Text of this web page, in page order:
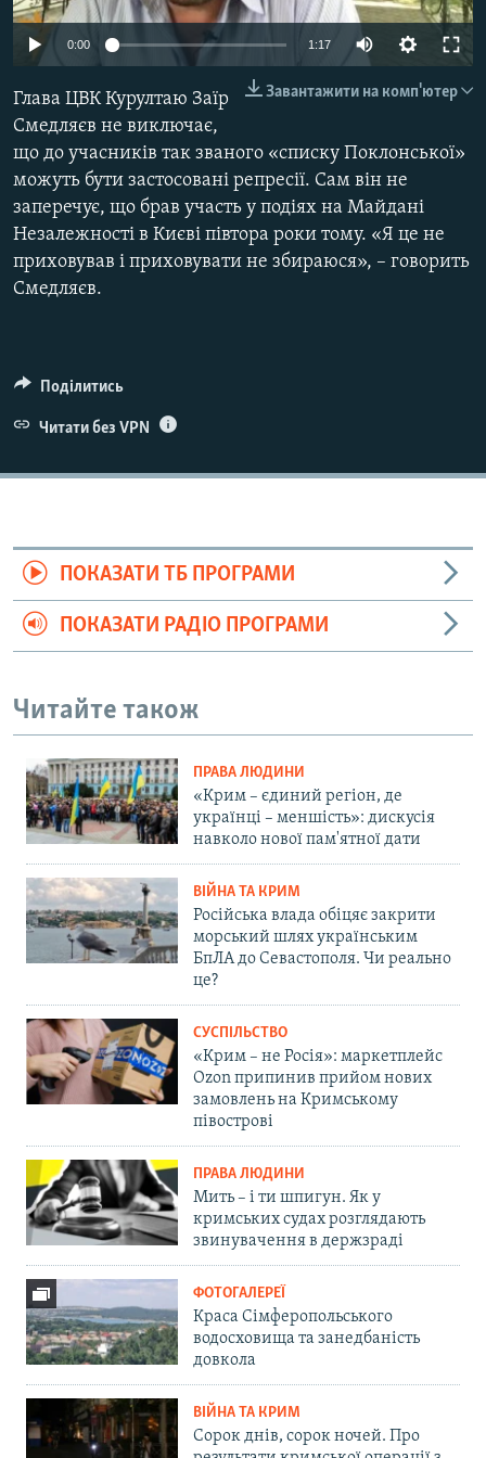
ВІДЕОУРОКИ «ELIFBE»
СВІДЧЕННЯ ОКУПАЦІЇ
УКРАЇНСЬКА ПРОБЛЕМА КРИМУ
ІНФОГРАФІКА
Русский
ДОЛУЧАЙСЯ!
Усі сайти RFE/RL
0:00 1:17
Завантажити на комп'ютер
Глава ЦВК Курултаю Заїр
Смедляєв не виключає,
що до учасників так званого «списку Поклонської»
можуть бути застосовані репресії. Сам він не
заперечує, що брав участь у подіях на Майдані
Незалежності в Києві півтора роки тому. «Я це не
приховував і приховувати не збираюся», – говорить
Смедляєв.
Поділитись
Читати без VPN
ПОКАЗАТИ ТБ ПРОГРАМИ
ПОКАЗАТИ РАДІО ПРОГРАМИ
Читайте також
ПРАВА ЛЮДИНИ
«Крим – єдиний регіон, де
українці – меншість»: дискусія
навколо нової пам'ятної дати
ВІЙНА ТА КРИМ
Російська влада обіцяє закрити
морський шлях українським
БпЛА до Севастополя. Чи реально
це?
СУСПІЛЬСТВО
«Крим – не Росія»: маркетплейс
Ozon припинив прийом нових
замовлень на Кримському
півострові
ПРАВА ЛЮДИНИ
Мить – і ти шпигун. Як у
кримських судах розглядають
звинувачення в держзраді
ФОТОГАЛЕРЕЇ
Краса Сімферопольського
водосховища та занедбаність
довкола
ВІЙНА ТА КРИМ
Сорок днів, сорок ночей. Про